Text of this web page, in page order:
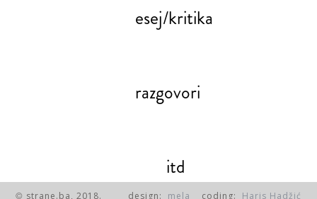
esej/kritika
razgovori
itd
© strane.ba, 2018. design: mela coding: Haris Hadžić